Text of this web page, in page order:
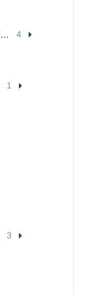
Sonstige & Ohne Zuordnung 4
1
3